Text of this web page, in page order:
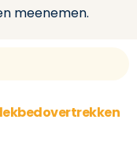
meenemen.